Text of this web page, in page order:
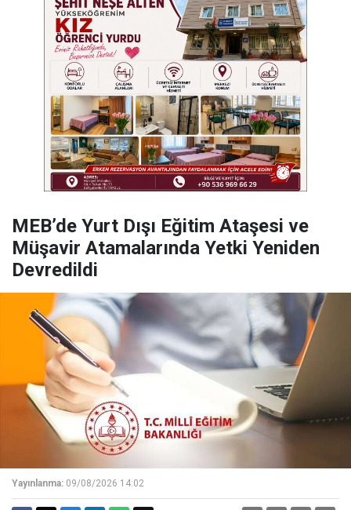
MEB’de Yurt Dışı Eğitim Ataşesi ve
Müşavir Atamalarında Yetki Yeniden
Devredildi
Yayınlanma: 09/08/2026 14:02